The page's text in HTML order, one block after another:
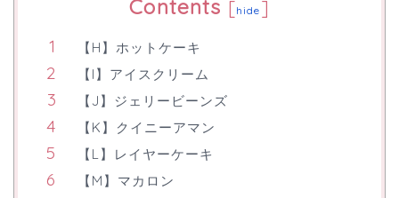
Contents [hide ]
【H】ホットケーキ
【I】アイスクリーム
【J】ジェリービーンズ
【K】クイニーアマン
【L】レイヤーケーキ
【M】マカロン